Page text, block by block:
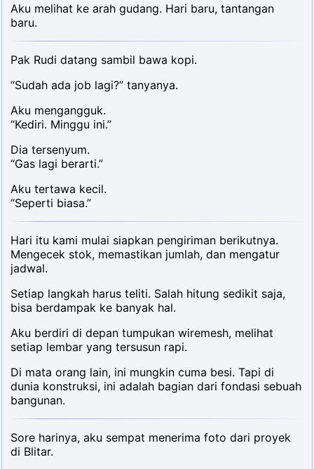
Aku melihat ke arah gudang. Hari baru, tantangan
baru.
Pak Rudi datang sambil bawa kopi.
“Sudah ada job lagi?” tanyanya.
Aku mengangguk.
“Kediri. Minggu ini.”
Dia tersenyum.
“Gas lagi berarti.”
Aku tertawa kecil.
“Seperti biasa.”
Hari itu kami mulai siapkan pengiriman berikutnya.
Mengecek stok, memastikan jumlah, dan mengatur
jadwal.
Setiap langkah harus teliti. Salah hitung sedikit saja,
bisa berdampak ke banyak hal.
Aku berdiri di depan tumpukan wiremesh, melihat
setiap lembar yang tersusun rapi.
Di mata orang lain, ini mungkin cuma besi. Tapi di
dunia konstruksi, ini adalah bagian dari fondasi sebuah
bangunan.
Sore harinya, aku sempat menerima foto dari proyek
di Blitar.